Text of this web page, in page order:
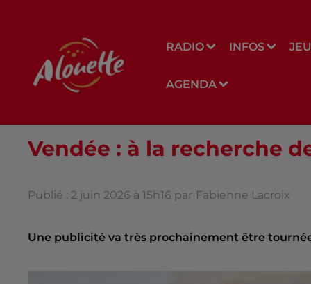
RADIO INFOS
AGENDA
Vendée : à la recherche
Publié : 2 juin 2026 à 15h16 par Fabienne Lacroix
Une publicité va très prochainement être